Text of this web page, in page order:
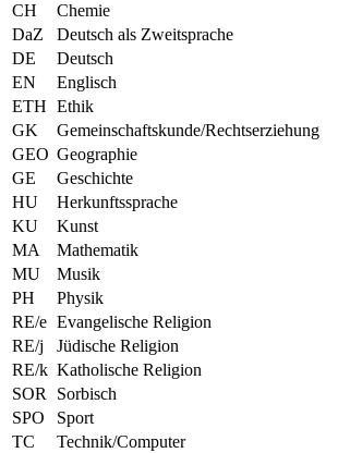
CH
Chemie
DaZ
Deutsch als Zweitsprache
DE
Deutsch
EN
Englisch
ETH Ethik
GK
Gemeinschaftskunde/Rechtserziehung
GEO Geographie
GE
Geschichte
HU
Herkunftssprache
KU
Kunst
MA
Mathematik
MU
Musik
PH
Physik
RE/e Evangelische Religion
RE/j
Jüdische Religion
RE/k Katholische Religion
SOR
Sorbisch
SPO
Sport
TC
Technik/Computer